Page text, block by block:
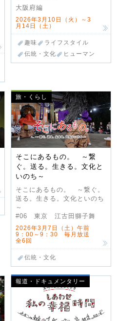
大阪府編
2026年3月10日（火）～3
月14日（土）
趣味
ライフスタイル
伝統・文化
ヒューマン
旅・くらし
そこにあるもの。 ～繋
ぐ。送る。生きる。文化と
いのち～
そこにあるもの。 ～繋ぐ。
送る。生きる。文化といのち
～
#06 東京 江古田獅子舞
2026年3月7日（土）午前
9：00～9：30 毎月放送
全6回
伝統・文化
報道・ドキュメンタリー